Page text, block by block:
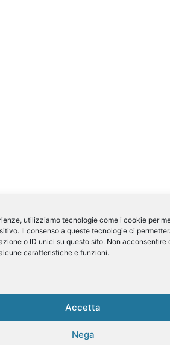
utilizziamo tecnologie come i cookie per
Il consenso a queste tecnologie ci
o ID unici su questo sito. Non acconsentire
caratteristiche e funzioni.
Accetta
Nega